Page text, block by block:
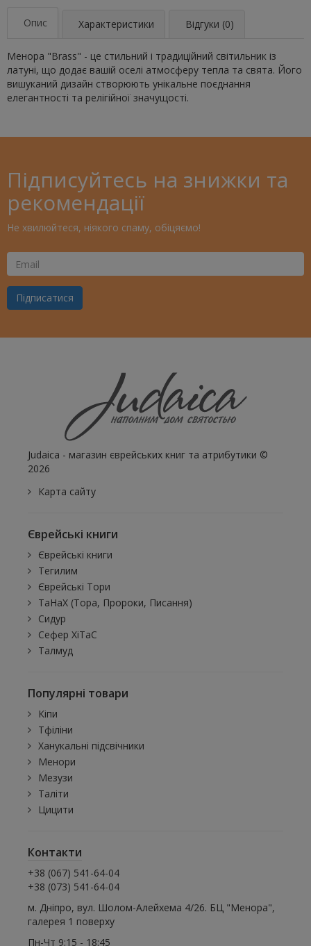
Опис Характеристики Відгуки (0)
Менора "Brass" - це стильний і традиційний світильник із
латуні, що додає вашій оселі атмосферу тепла та свята. Його
вишуканий дизайн створюють унікальне поєднання
елегантності та релігійної значущості.
Підписуйтесь на знижки та
рекомендації
Не хвилюйтеся, ніякого спаму, обіцяємо!
Ваш
Email
Підписатися
Judaica - магазин єврейських книг та атрибутики ©
2026
Карта сайту
Єврейські книги
Єврейські книги
Тегилим
Єврейські Тори
ТаНаХ (Тора, Пророки, Писання)
Сидур
Сефер ХіТаС
Талмуд
Популярні товари
Кіпи
Тфіліни
Ханукальні підсвічники
Менори
Мезузи
Таліти
Цицити
Контакти
+38 (067) 541-64-04
+38 (073) 541-64-04
м. Дніпро, вул. Шолом-Алейхема 4/26. БЦ "Менора",
галерея 1 поверху
Пн-Чт 9:15 - 18:45